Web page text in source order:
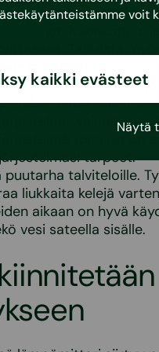
voit
kaikki evästeet
Näytä
saat taas selville
ja
vaihda
toimii ja on
tarpeet.
puutarha talviteloille.
liukkaita kelejä
aikaan on hyvä
vesi sateella sisälle.